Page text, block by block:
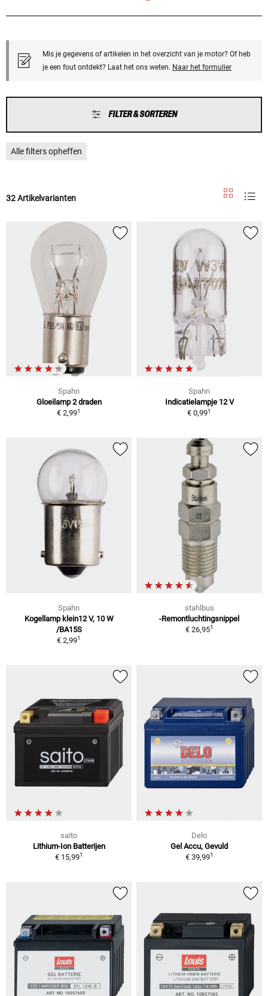
Mis je gegevens of artikelen in het overzicht van je motor? Of heb
je een fout ontdekt? Laat het ons weten. Naar het formulier
FILTER & SORTEREN
Alle filters opheffen
32 Artikelvarianten
Spahn
Gloeilamp 2 draden
€ 2,991
Spahn
Indicatielampje 12 V
€ 0,991
Spahn
Kogellamp klein12 V, 10 W
/BA15S
€ 2,991
stahlbus
-Remontluchtingsnippel
€ 26,951
saito
Lithium-Ion Batterijen
€ 15,991
Delo
Gel Accu, Gevuld
€ 39,991